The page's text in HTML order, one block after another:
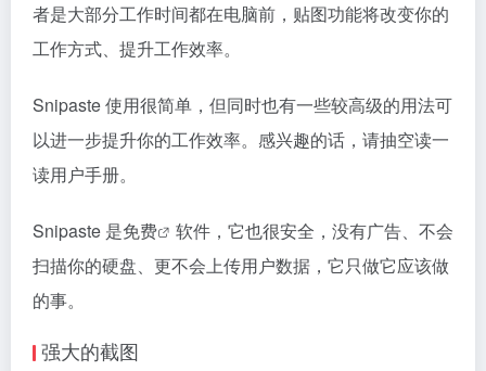
者是大部分工作时间都在电脑前，贴图功能将改变你的
工作方式、提升工作效率。
Snipaste 使用很简单，但同时也有一些较高级的用法可
以进一步提升你的工作效率。感兴趣的话，请抽空读一
读用户手册。
Snipaste 是免费
软件，它也很安全，没有广告、不会
扫描你的硬盘、更不会上传用户数据，它只做它应该做
的事。
强大的截图